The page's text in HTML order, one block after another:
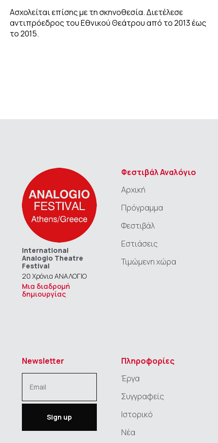
Ασχολείται επίσης με τη σκηνοθεσία. Διετέλεσε
αντιπρόεδρος του Εθνικού Θεάτρου από το 2013 έως
το 2015.
International
Analogio Theatre
Festival
20 Χρόνια ΑΝΑΛΟΓΙΟ
Μια διαδρομή
δημιουργίας
Φεστιβάλ Αναλόγιο
Αρχική
Πρόγραμμα
Φεστιβάλ
Εστιάσεις
Τιμώμενη χώρα
Πληροφορίες
Έργα
Συγγραφείς
Ιστορικό
Νέα
Newsletter